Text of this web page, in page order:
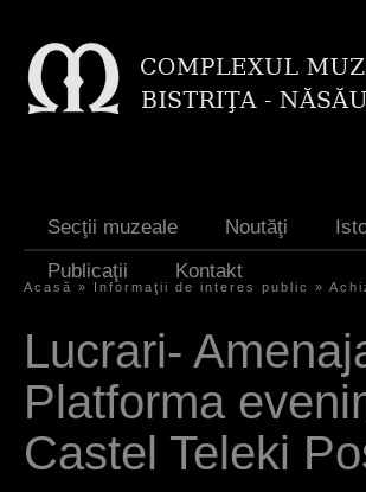
Secţii muzeale Noutăţi
Publicaţii
Kontakt
i
e
s
Acasă » Informaţii de interes public »
Lucrari-
Platforma
Castel Teleki